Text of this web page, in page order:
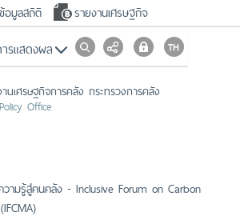
ข้อมูลสถิติ รายงานเศรษฐกิจ
รแสดงผล
นเศรษฐกิจการคลัง กระทรวงการคลัง
Office
วามรู้สู่คนคลัง - Inclusive Forum on Carbon